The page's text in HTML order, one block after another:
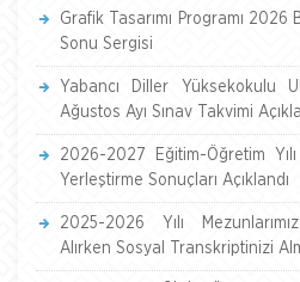
Grafik Tasarımı Programı 2026
Sonu Sergisi
Yabancı Diller Yüksekokulu
Ağustos Ayı Sınav Takvimi
2026-2027 Eğitim-Öğretim
Yerleştirme Sonuçları Açıklandı
2025-2026 Yılı
Alırken Sosyal Transkriptinizi